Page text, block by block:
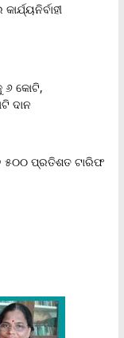
୬ କୋଟି,
ଦାନ
୫୦୦ ପ୍ରତିଶତ ଟାରିଫ